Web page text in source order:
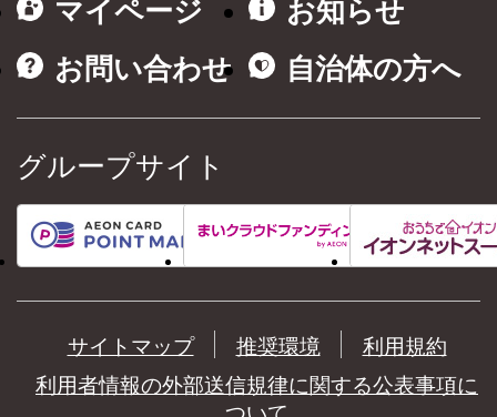
マイページ
お知らせ
お問い合わせ
自治体の方へ
グループサイト
サイトマップ 推奨環境
利用規約
利用者情報の外部送信規律に関する公表事項に